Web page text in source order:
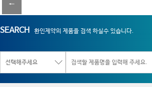
←
SEARCH 환인제약의 제품을 검색 하실수 있습니다.